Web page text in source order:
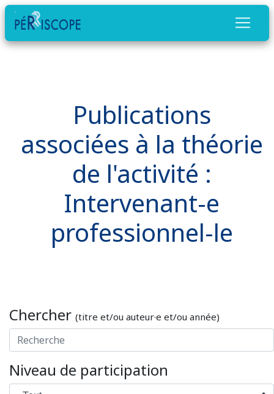
Publications
associées à la théorie
de l'activité :
Intervenant-e
professionnel-le
Chercher (titre et/ou auteur·e et/ou année)
Niveau de participation